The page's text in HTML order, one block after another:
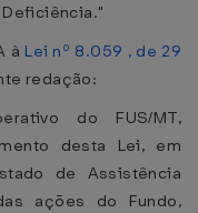
à Lei nº 8.059 , de 29
redação:
do FUS/MT,
desta Lei, em
de Assistência
ações do Fundo,